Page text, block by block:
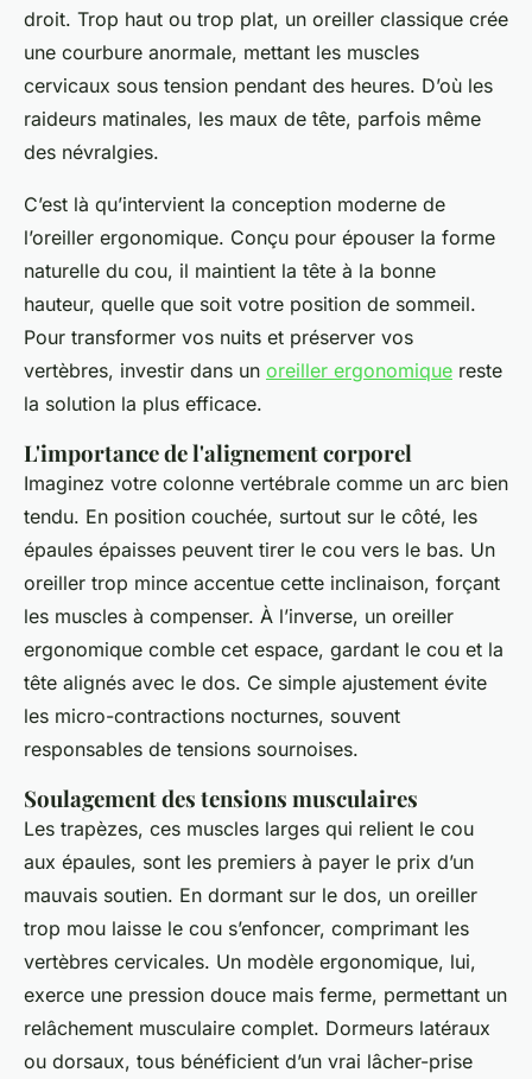
droit. Trop haut ou trop plat, un oreiller classique crée
une courbure anormale, mettant les muscles
cervicaux sous tension pendant des heures. D’où les
raideurs matinales, les maux de tête, parfois même
des névralgies.
C’est là qu’intervient la conception moderne de
l’oreiller ergonomique. Conçu pour épouser la forme
naturelle du cou, il maintient la tête à la bonne
hauteur, quelle que soit votre position de sommeil.
Pour transformer vos nuits et préserver vos
vertèbres, investir dans un oreiller ergonomique reste
la solution la plus efficace.
L'importance de l'alignement corporel
Imaginez votre colonne vertébrale comme un arc bien
tendu. En position couchée, surtout sur le côté, les
épaules épaisses peuvent tirer le cou vers le bas. Un
oreiller trop mince accentue cette inclinaison, forçant
les muscles à compenser. À l’inverse, un oreiller
ergonomique comble cet espace, gardant le cou et la
tête alignés avec le dos. Ce simple ajustement évite
les micro-contractions nocturnes, souvent
responsables de tensions sournoises.
Soulagement des tensions musculaires
Les trapèzes, ces muscles larges qui relient le cou
aux épaules, sont les premiers à payer le prix d’un
mauvais soutien. En dormant sur le dos, un oreiller
trop mou laisse le cou s’enfoncer, comprimant les
vertèbres cervicales. Un modèle ergonomique, lui,
exerce une pression douce mais ferme, permettant un
relâchement musculaire complet. Dormeurs latéraux
ou dorsaux, tous bénéficient d’un vrai lâcher-prise